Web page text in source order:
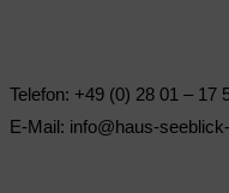
Telefon: +49 (0) 28 01 – 17
E-Mail: info@haus-